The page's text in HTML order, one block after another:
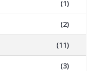
(1)
(2)
(11)
(3)